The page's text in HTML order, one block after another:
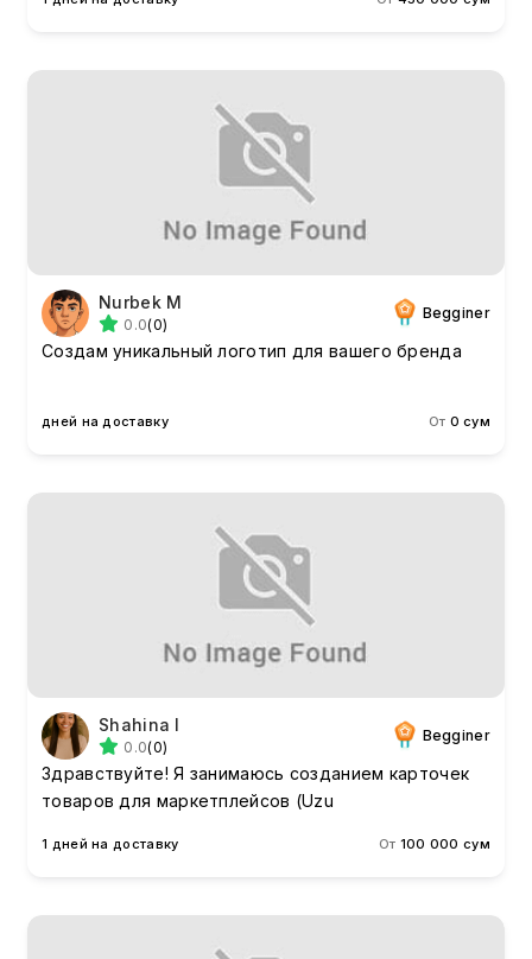
Nurbek M
0.0(0)
Begginer
Создам уникальный логотип для вашего бренда
дней на доставку От 0 сум
Shahina I
0.0(0)
Begginer
Здравствуйте! Я занимаюсь созданием карточек
товаров для маркетплейсов (Uzu
1 дней на доставку От 100 000 сум